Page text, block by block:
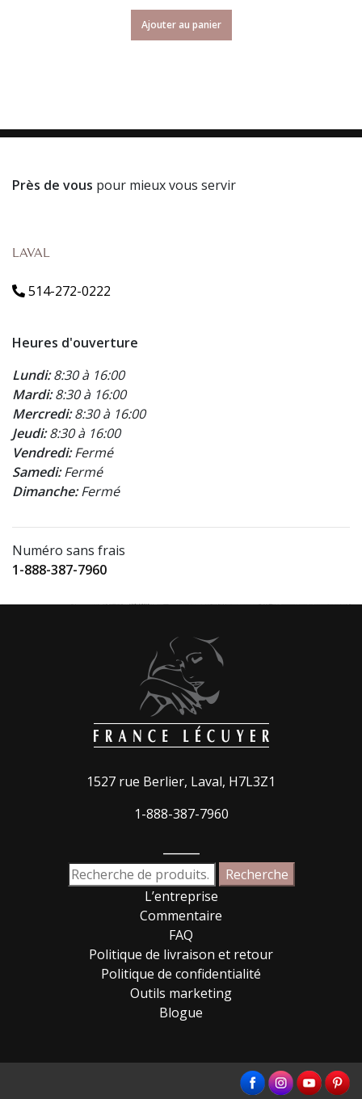
Ajouter au panier
Près de vous pour mieux vous servir
LAVAL
514-272-0222
Heures d'ouverture
Lundi:8:30 à 16:00
Mardi:8:30 à 16:00
Mercredi:8:30 à 16:00
Jeudi:8:30 à 16:00
Vendredi:Fermé
Samedi:Fermé
Dimanche:Fermé
Numéro sans frais
1-888-387-7960
1527 rue Berlier, Laval, H7L3Z1
1-888-387-7960
Recherche
pour :
Recherche
L’entreprise
Commentaire
FAQ
Politique de livraison et retour
Politique de confidentialité
Outils marketing
Blogue